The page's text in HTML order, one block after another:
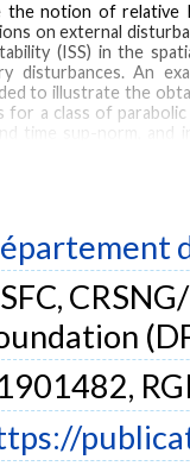
notion of relative
on external
(ISS) in the
disturbances. An
to illustrate the
for a class of
time sup-norm,
input-tostate stability